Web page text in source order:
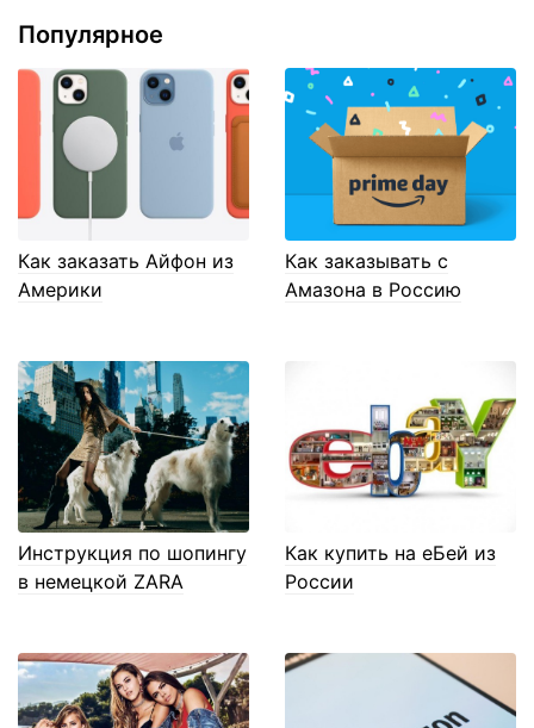
Популярное
Как заказать Айфон из
Америки
Как заказывать с
Амазона в Россию
Инструкция по шопингу
в немецкой ZARA
Как купить на еБей из
России